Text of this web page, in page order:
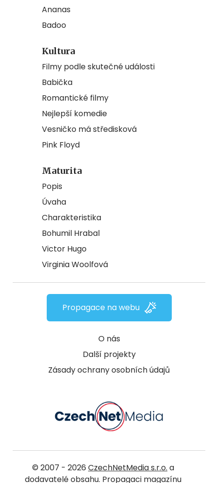
Ananas
Badoo
Kultura
Filmy podle skutečné události
Babička
Romantické filmy
Nejlepší komedie
Vesničko má středisková
Pink Floyd
Maturita
Popis
Úvaha
Charakteristika
Bohumil Hrabal
Victor Hugo
Virginia Woolfová
O nás
Další projekty
Zásady ochrany osobních údajů
Propagace na webu
© 2007 - 2026 CzechNetMedia s.r.o. a
dodavatelé obsahu. Propagaci magazínu